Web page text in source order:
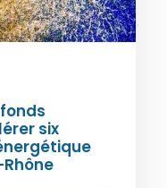
six